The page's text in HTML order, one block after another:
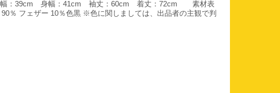
肩幅：39cm 身幅：41cm 袖丈：60cm 着丈：72cm 素材表
％ フェザー 10％色黒 ※色に関しましては、出品者の主観で判